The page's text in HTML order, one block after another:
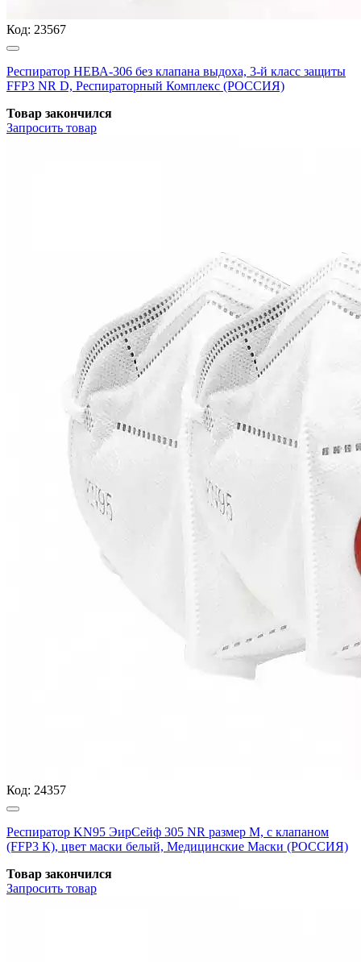
Код: 23567
Респиратор НЕВА-306 без клапана выдоха, 3-й класс защиты
FFP3 NR D, Респираторный Комплекс (РОССИЯ)
Товар закончился
Запросить товар
Код: 24357
Респиратор KN95 ЭирСейф 305 NR размер М, с клапаном
(FFP3 К), цвет маски белый, Медицинские Маски (РОССИЯ)
Товар закончился
Запросить товар